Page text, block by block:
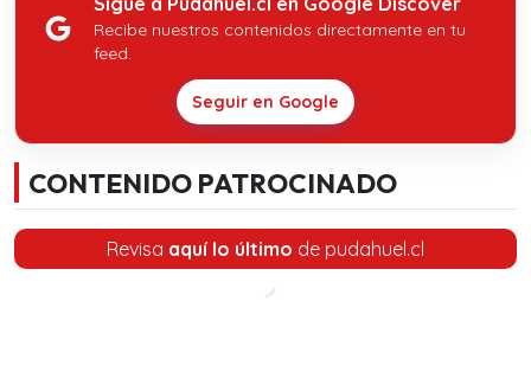
Recibe nuestros contenidos directamente en tu
feed.
Seguir en Google
CONTENIDO PATROCINADO
Revisa aquí lo último de pudahuel.cl